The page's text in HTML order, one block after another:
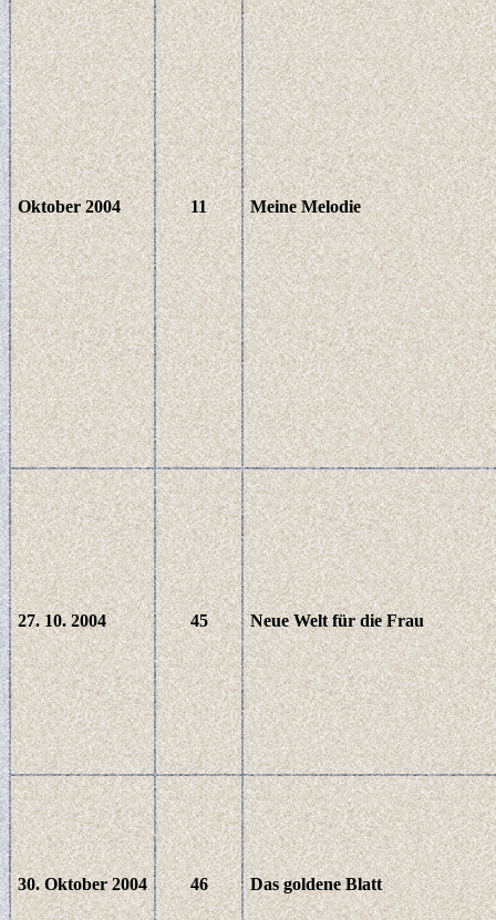
Oktober 2004 11 Meine Melodie
27. 10. 2004 45 Neue Welt für die Frau
30. Oktober 2004 46 Das goldene Blatt